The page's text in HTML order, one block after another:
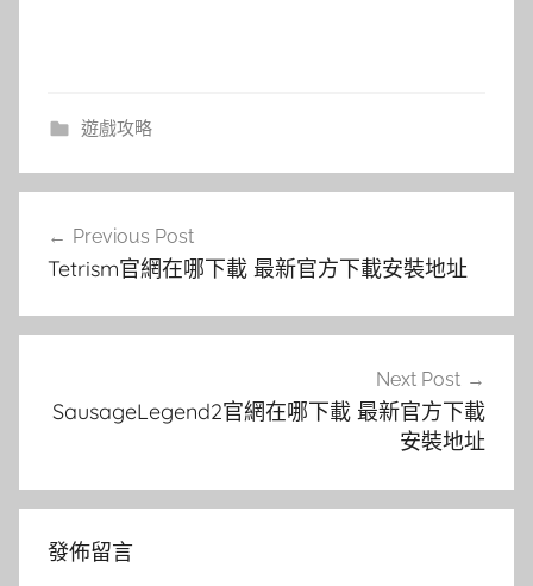
遊戲攻略
章
覽
Previous Post
Tetrism官網在哪下載 最新官方下載安裝地址
Next Post
SausageLegend2官網在哪下載 最新官方下載
安裝地址
發佈留言